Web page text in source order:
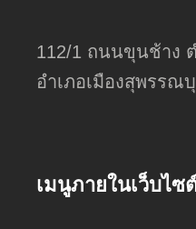
112/1 ถนนขุนช้าง
อำเภอเมืองสุพรรณ
เมนูภายในเว็บไซ